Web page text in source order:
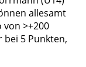
allesamt
>+200
bei 5 Punkten,